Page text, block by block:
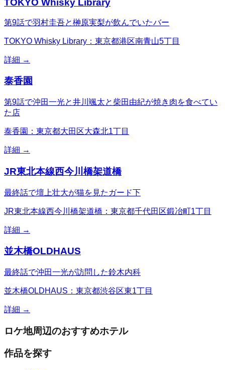
TOKYO Whisky Library
第9話で羽村圭吾と榊原実梨が飲んでいたバー
TOKYO Whisky Library：東京都港区南青山5丁目
詳細 →
泰香園
第9話で沖田一光と井川颯太と柴田由紀が焼き肉を食べてい
た店
泰香園：東京都大田区大森北1丁目
詳細 →
JR東北本線西今川橋架道橋
最終話で壇上壮大が猫を見たガード下
JR東北本線西今川橋架道橋：東京都千代田区鍛冶町1丁目
詳細 →
並木橋OLDHAUS
最終話で沖田一光が訪問した鈴木内科
並木橋OLDHAUS：東京都渋谷区東1丁目
詳細 →
ロケ地周辺のおすすめホテル
作品を探す